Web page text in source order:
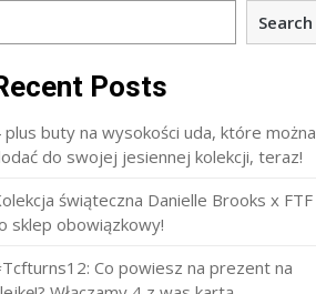
Search
Posts
plus buty na wysokości uda, które można
do swojej jesiennej kolekcji, teraz!
świąteczna Danielle Brooks x FTF
sklep obowiązkowy!
Co powiesz na prezent na